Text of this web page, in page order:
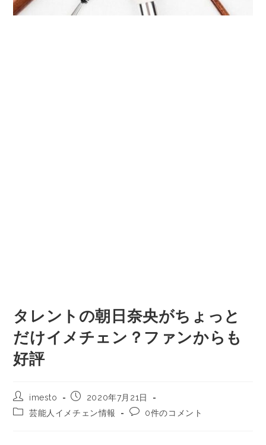
タレントの朝日奈央がちょっと
だけイメチェン？ファンからも
好評
imesto
2020年7月21日
芸能人イメチェン情報
0件のコメント